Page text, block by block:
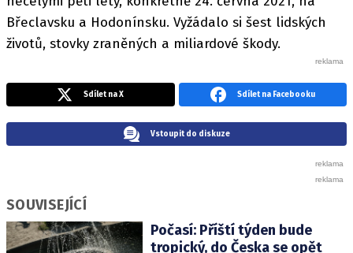
Břeclavsku a Hodonínsku. Vyžádalo si šest lidských
životů, stovky zraněných a miliardové škody.
Sdílet na X Sdílet na Facebooku
Vstoupit do diskuze
SOUVISEJÍCÍ
Počasí: Příští týden bude
tropický, do Česka se opět